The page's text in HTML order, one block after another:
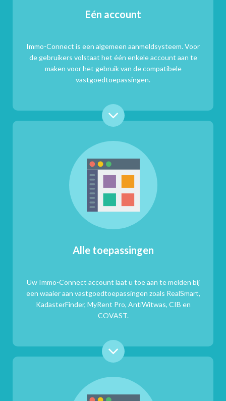
Eén account
Immo-Connect is een algemeen aanmeldsysteem. Voor
de gebruikers volstaat het één enkele account aan te
maken voor het gebruik van de compatibele
vastgoedtoepassingen.
Alle toepassingen
Uw Immo-Connect account laat u toe aan te melden bij
een waaier aan vastgoedtoepassingen zoals RealSmart,
KadasterFinder, MyRent Pro, AntiWitwas, CIB en
COVAST.